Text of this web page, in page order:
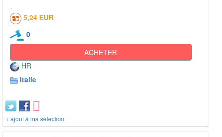
5,24 EUR
0
ACHETER
HR
Italie
+ ajout à ma sélection